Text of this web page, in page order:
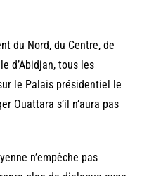
du Nord, du Centre, de
d’Abidjan, tous les
le Palais présidentiel le
Ouattara s’il n’aura pas
n’empêche pas